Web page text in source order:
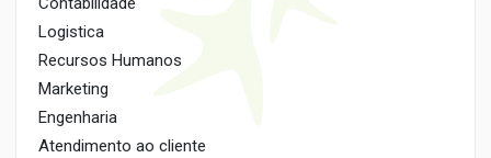
Logistica
Recursos Humanos
Marketing
Engenharia
Atendimento ao cliente